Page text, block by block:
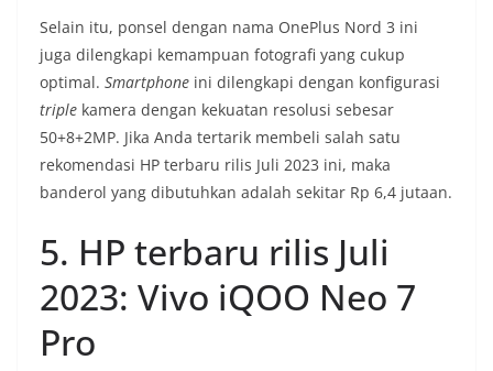
Selain itu, ponsel dengan nama OnePlus Nord 3 ini
juga dilengkapi kemampuan fotografi yang cukup
optimal. Smartphone ini dilengkapi dengan konfigurasi
triple kamera dengan kekuatan resolusi sebesar
50+8+2MP. Jika Anda tertarik membeli salah satu
rekomendasi HP terbaru rilis Juli 2023 ini, maka
banderol yang dibutuhkan adalah sekitar Rp 6,4 jutaan.
5. HP terbaru rilis Juli
2023: Vivo iQOO Neo 7
Pro